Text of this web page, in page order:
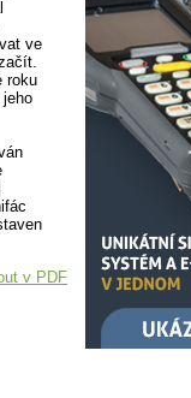
ve
roku
v PDF